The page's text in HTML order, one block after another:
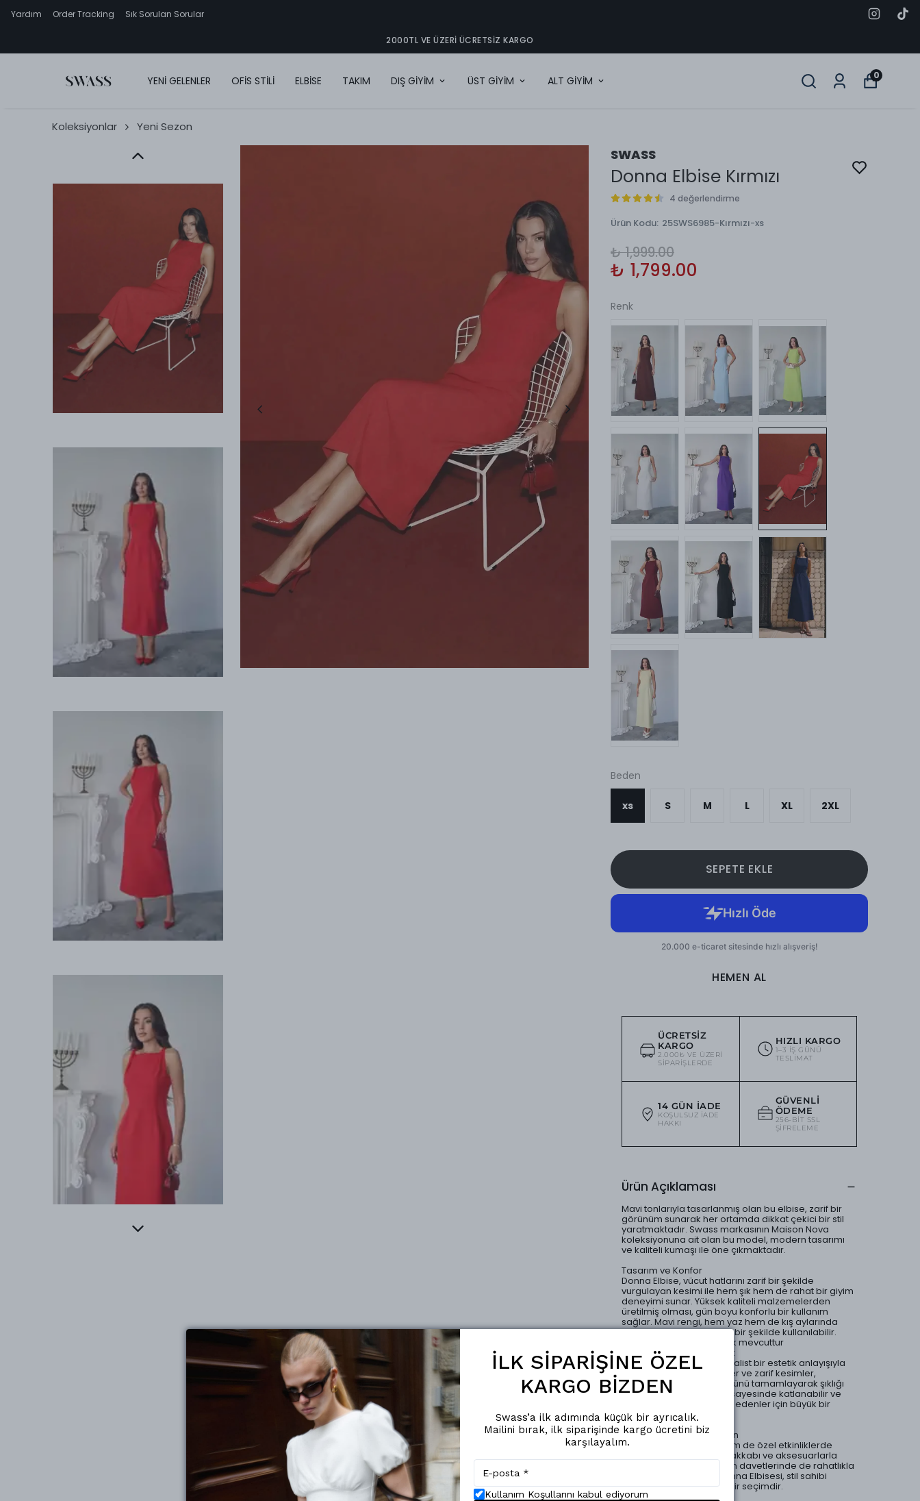
Yardım Order Tracking Sık Sorulan Sorular
2000TL VE ÜZERI ÜCRETSIZ KARGO
YENİ GELENLER OFİS STİLİ ELBİSE TAKIM DIŞ GİYİM ÜST GİYİM ALT GİYİM 0
Koleksiyonlar Yeni Sezon
SWASS
Donna Elbise Kırmızı
4 değerlendirme
Ürün Kodu: 25SWS6985-Kırmızı-xs
₺ 1,999.00
₺ 1,799.00
Renk
Beden
xs S M L XL 2XL
SEPETE EKLE
HEMEN AL
ÜCRETSIZ
KARGO
2.000₺ VE ÜZERI
SIPARIŞLERDE
HIZLI KARGO
1–3 IŞ GÜNÜ
TESLIMAT
14 GÜN İADE
KOŞULSUZ IADE
HAKKI
GÜVENLI
ÖDEME
256-BIT SSL
ŞIFRELEME
Ürün Açıklaması
Mavi tonlarıyla tasarlanmış olan bu elbise, zarif bir
görünüm sunarak her ortamda dikkat çekici bir stil
yaratmaktadır. Swass markasının Maison Nova
koleksiyonuna ait olan bu model, modern tasarımı
ve kaliteli kumaşı ile öne çıkmaktadır.
Tasarım ve Konfor
Donna Elbise, vücut hatlarını zarif bir şekilde
vurgulayan kesimi ile hem şık hem de rahat bir giyim
deneyimi sunar. Yüksek kaliteli malzemelerden
üretilmiş olması, gün boyu konforlu bir kullanım
sağlar. Mavi rengi, hem yaz hem de kış aylarında
farklı kombinlerle uyumlu bir şekilde kullanılabilir.
Ürünün arka belinde lastik mevcuttur
Detaylar ve Fonksiyonellik
Elbisenin detayları, minimalist bir estetik anlayışıyla
tasarlanmıştır. İnce dikişler ve zarif kesimler,
elbisenin genel görünümünü tamamlayarak şıklığı
artırır. Ayrıca, hafif yapısı sayesinde katlanabilir ve
taşınabilir, bu da seyahat edenler için büyük bir
avantaj sunar.
Uygunluk ve Kombinasyon
Bu elbise, hem günlük hem de özel etkinliklerde
tercih edilebilir. Şık bir ayakkabı ve aksesuarlarla
tamamlandığında, akşam davetlerinde de rahatlıkla
kullanılabilir. Swass’ın Donna Elbisesi, stil sahibi
bireyler için mükemmel bir seçimdir.
İLK SİPARİŞİNE ÖZEL
KARGO BİZDEN
Swass’a ilk adımında küçük bir ayrıcalık.
Mailini bırak, ilk siparişinde kargo ücretini biz
karşılayalım.
Kullanım Koşullarını kabul ediyorum